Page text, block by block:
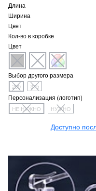
Длина
Ширина
Цвет
Кол-во в коробке
Цвет
Выбор другого размера
290 315
Персонализация (логотип)
НЕ НУЖНО НУЖНО
Доступно